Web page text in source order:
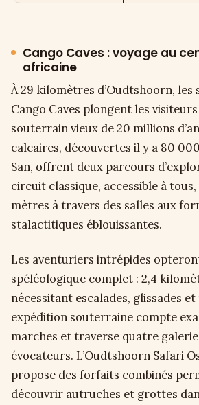
Cango Caves : voyage au
africaine
À 29 kilomètres d’Oudtshoorn, les
Cango Caves plongent les
souterrain vieux de 20 millions
calcaires, découvertes il y a 80
San, offrent deux parcours
circuit classique, accessible à
mètres à travers des salles aux
stalactitiques éblouissantes.
Les aventuriers intrépides
spéléologique complet : 2,4
nécessitant escalades, glissades
expédition souterraine compte
marches et traverse quatre
évocateurs. L’Oudtshoorn Safari
propose des forfaits combinés
découvrir autruches et grottes